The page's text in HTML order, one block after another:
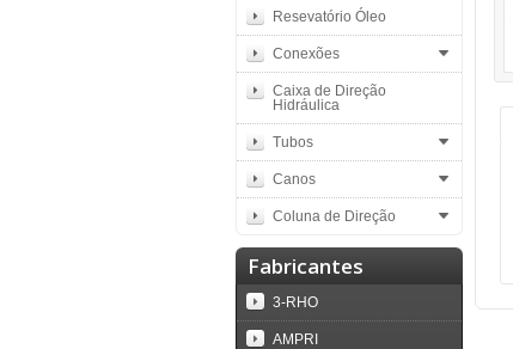
Resevatório Óleo
Conexões
Caixa de Direção
Hidráulica
Tubos
Canos
Coluna de Direção
Fabricantes
3-RHO
AMPRI